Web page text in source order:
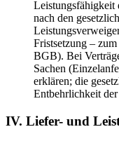
Leistungsfähigkeit
nach den
Fristsetzung –
BGB). Bei
Sachen
erklären; die
Entbehrlichkeit
IV. Liefer- und